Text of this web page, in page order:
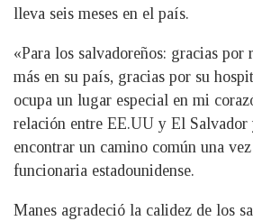
lleva seis meses en el país.
«Para los salvadoreños: gracias por
más en su país, gracias por su
ocupa un lugar especial en mi
relación entre EE.UU y El Salvador
encontrar un camino común una
funcionaria estadounidense.
Manes agradeció la calidez de los